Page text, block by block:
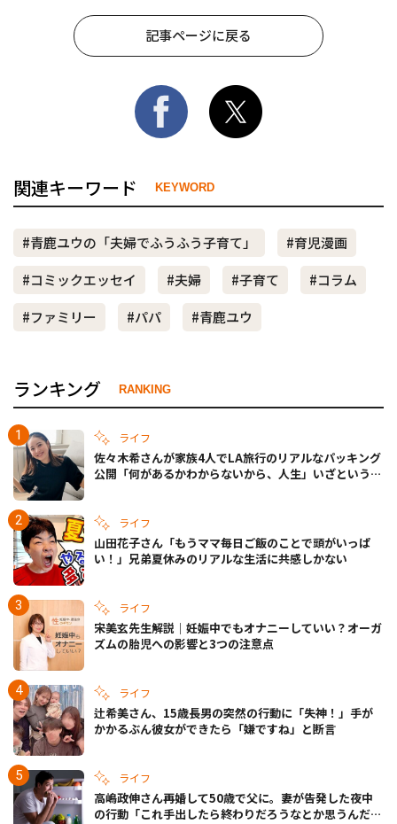
記事ページに戻る
関連キーワード KEYWORD
#青鹿ユウの「夫婦でふうふう子育て」
#育児漫画
#コミックエッセイ
#夫婦 #子育て
#コラム
#ファミリー
#パパ #青鹿ユウ
ランキング RANKING
ライフ
佐々木希さんが家族4人でLA旅行のリアルなパッキング
公開「何があるかわからないから、人生」いざというと
ライフ
山田花子さん「もうママ毎日ご飯のことで頭がいっぱ
い！」兄弟夏休みのリアルな生活に共感しかない
ライフ
宋美玄先生解説｜妊娠中でもオナニーしていい？オーガ
ズムの胎児への影響と3つの注意点
ライフ
辻希美さん、15歳長男の突然の行動に「失神！」手が
かかるぶん彼女ができたら「嫌ですね」と断言
ライフ
高嶋政伸さん再婚して50歳で父に。妻が告発した夜中
の行動「これ手出したら終わりだろうなとか思うんだけ